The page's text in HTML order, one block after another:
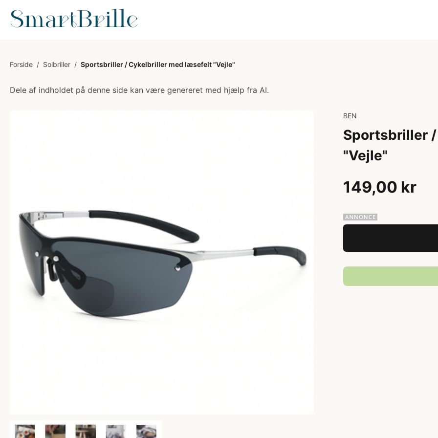
Forside / Solbriller / Sportsbriller / Cykelbriller med læsefelt "Vejle"
Dele af indholdet på denne side kan være genereret med hjælp fra AI.
BEN
Sportsbriller
"Vejle"
149,00 kr